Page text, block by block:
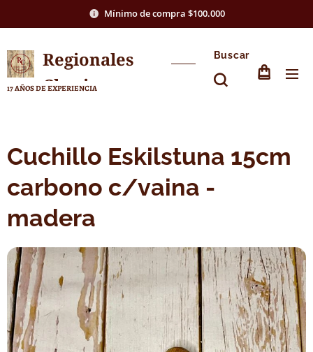
Mínimo de compra $100.000
Regionales
Chasico
17 AÑOS DE EXPERIENCIA
Buscar
Cuchillo Eskilstuna 15cm
carbono c/vaina -
madera